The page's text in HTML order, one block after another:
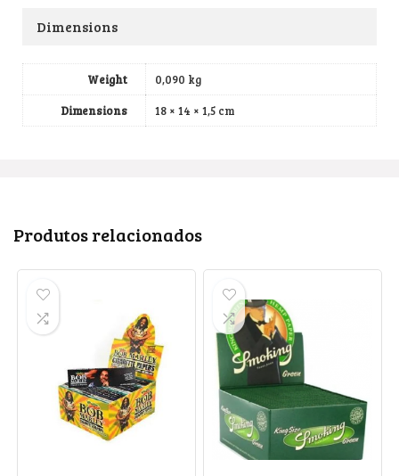
Dimensions
Weight
0,090 kg
Dimensions
18 × 14 × 1,5 cm
Produtos relacionados